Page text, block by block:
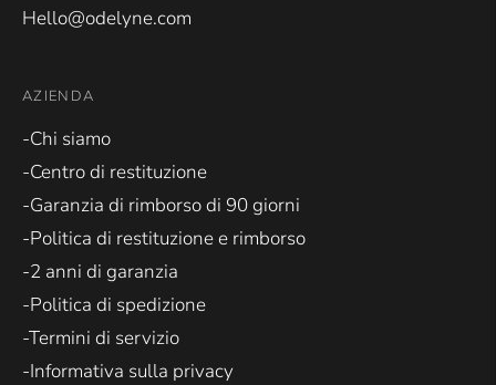
Hello@odelyne.com
AZIENDA
-Chi siamo
-Centro di restituzione
-Garanzia di rimborso di 90 giorni
-Politica di restituzione e rimborso
-2 anni di garanzia
-Politica di spedizione
-Termini di servizio
-Informativa sulla privacy